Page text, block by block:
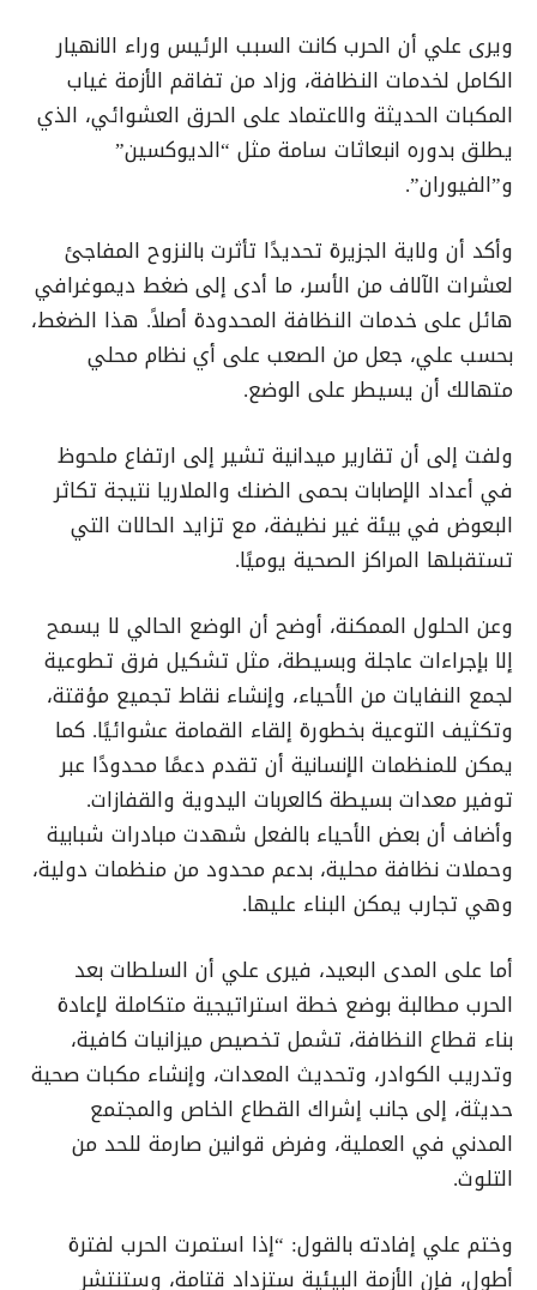
ويرى علي أن الحرب كانت السبب الرئيس وراء الانهيار
الكامل لخدمات النظافة، وزاد من تفاقم الأزمة غياب
المكبات الحديثة والاعتماد على الحرق العشوائي، الذي
يطلق بدوره انبعاثات سامة مثل “الديوكسين”
و”الفيوران”.
وأكد أن ولاية الجزيرة تحديدًا تأثرت بالنزوح المفاجئ
لعشرات الآلاف من الأسر، ما أدى إلى ضغط ديموغرافي
هائل على خدمات النظافة المحدودة أصلاً. هذا الضغط،
بحسب علي، جعل من الصعب على أي نظام محلي
متهالك أن يسيطر على الوضع.
ولفت إلى أن تقارير ميدانية تشير إلى ارتفاع ملحوظ
في أعداد الإصابات بحمى الضنك والملاريا نتيجة تكاثر
البعوض في بيئة غير نظيفة، مع تزايد الحالات التي
تستقبلها المراكز الصحية يوميًا.
وعن الحلول الممكنة، أوضح أن الوضع الحالي لا يسمح
إلا بإجراءات عاجلة وبسيطة، مثل تشكيل فرق تطوعية
لجمع النفايات من الأحياء، وإنشاء نقاط تجميع مؤقتة،
وتكثيف التوعية بخطورة إلقاء القمامة عشوائيًا. كما
يمكن للمنظمات الإنسانية أن تقدم دعمًا محدودًا عبر
توفير معدات بسيطة كالعربات اليدوية والقفازات.
وأضاف أن بعض الأحياء بالفعل شهدت مبادرات شبابية
وحملات نظافة محلية، بدعم محدود من منظمات دولية،
وهي تجارب يمكن البناء عليها.
أما على المدى البعيد، فيرى علي أن السلطات بعد
الحرب مطالبة بوضع خطة استراتيجية متكاملة لإعادة
بناء قطاع النظافة، تشمل تخصيص ميزانيات كافية،
وتدريب الكوادر، وتحديث المعدات، وإنشاء مكبات صحية
حديثة، إلى جانب إشراك القطاع الخاص والمجتمع
المدني في العملية، وفرض قوانين صارمة للحد من
التلوث.
وختم علي إفادته بالقول: “إذا استمرت الحرب لفترة
أطول، فإن الأزمة البيئية ستزداد قتامة، وستنتشر